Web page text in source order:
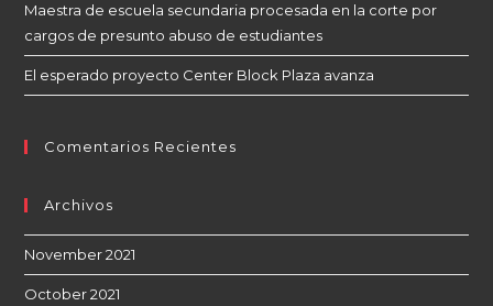
Maestra de escuela secundaria procesada en la corte por
cargos de presunto abuso de estudiantes
El esperado proyecto Center Block Plaza avanza
Comentarios Recientes
Archivos
November 2021
October 2021